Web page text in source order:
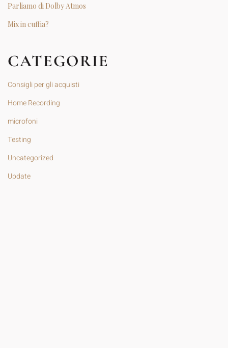
Parliamo di Dolby Atmos
Mix in cuffia?
CATEGORIE
Consigli per gli acquisti
Home Recording
microfoni
Testing
Uncategorized
Update